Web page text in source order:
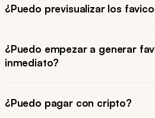
¿Puedo previsualizar los
¿Puedo empezar a generar
inmediato?
¿Puedo pagar con cripto?